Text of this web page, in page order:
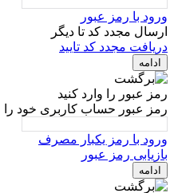
ورود با رمز عبور
ارسال مجدد کد تا دیگر
دریافت مجدد کد تایید
ادامه
رمز عبور را وارد کنید
رمز عبور حساب کاربری خود را
ورود با رمز یکبار مصرف
بازیابی رمز عبور
ادامه